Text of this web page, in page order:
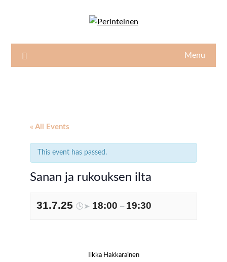
Menu
« All Events
This event has passed.
Sanan ja rukouksen ilta
31.7.25 🕓➤ 18:00 – 19:30
Ilkka Hakkarainen